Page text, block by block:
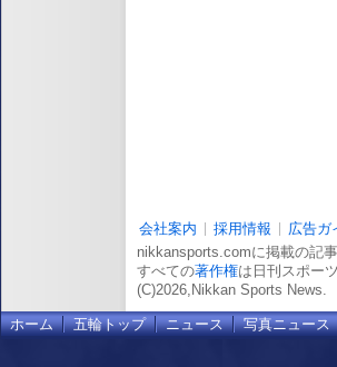
会社案内 採用情報 広告ガ
nikkansports.comに掲載の記
すべての著作権は日刊スポー
(C)2026,Nikkan Sports News.
ホーム 五輪トップ ニュース 写真ニュース